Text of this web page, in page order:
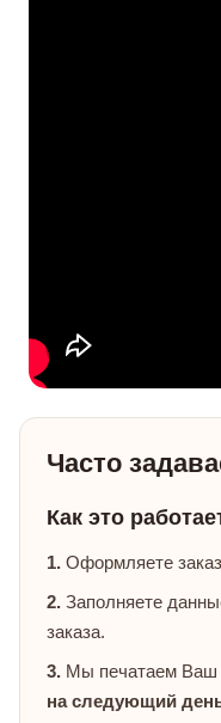
Часто
Как это
1. Оформляете
2. Заполняете
заказа.
3. Мы печатаем Ваш
на следующий